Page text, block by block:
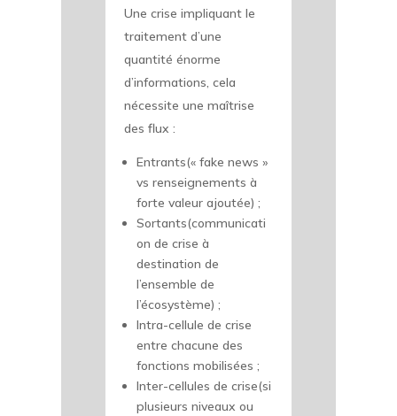
Une crise impliquant le
traitement d’une
quantité énorme
d’informations, cela
nécessite une maîtrise
des flux :
Entrants(« fake news »
vs renseignements à
forte valeur ajoutée) ;
Sortants(communicati
on de crise à
destination de
l’ensemble de
l’écosystème) ;
Intra-cellule de crise
entre chacune des
fonctions mobilisées ;
Inter-cellules de crise(si
plusieurs niveaux ou